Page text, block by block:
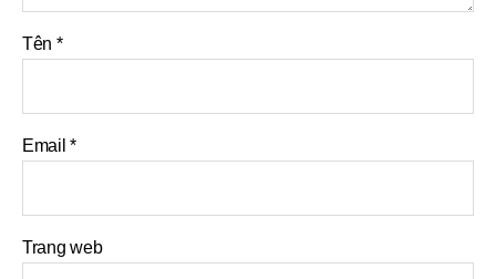
Tên *
Email*
Trang web